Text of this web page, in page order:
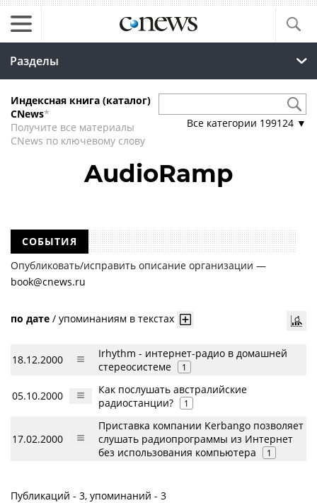
Разделы
Индексная книга (каталог)
CNews*
Получите все материалы
CNews по ключевому слову
Все категории 199124 ▼
AudioRamp
СОБЫТИЯ
Опубликовать/исправить описание организации —
book@cnews.ru
по дате / упоминаниям в текстах
18.12.2000
Irhythm - интернет-радио в домашней
стереосистеме
1
05.10.2000
Как послушать австралийские
радиостанции?
1
17.02.2000
Приставка компании Kerbango позволяет
слушать радиопрограммы из Интернет
без использования компьютера
1
Публикаций - 3, упоминаний - 3